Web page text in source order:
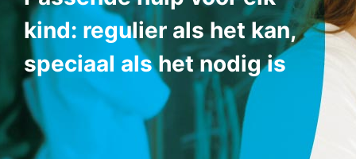
kind: regulier als het kan,
speciaal als het nodig is